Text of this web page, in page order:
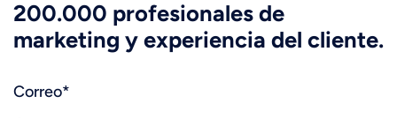
200.000 profesionales de
marketing y experiencia del cliente.
Correo*